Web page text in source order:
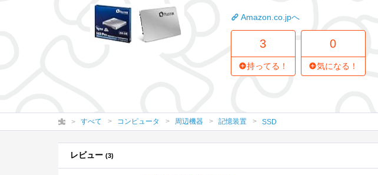
Amazon.co.jpへ
3
持ってる！
0
気になる！
すべて コンピュータ 周辺機器 記憶装置 SSD
レビュー (3)